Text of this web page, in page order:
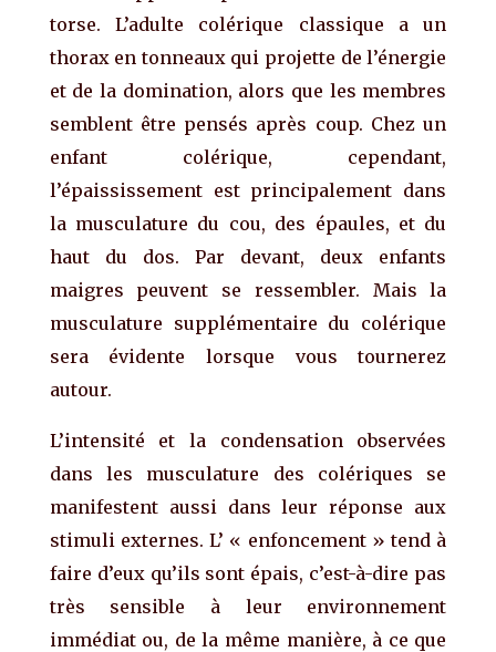
torse. L’adulte colérique classique a un
thorax en tonneaux qui projette de l’énergie
et de la domination, alors que les membres
semblent être pensés après coup. Chez un
enfant colérique, cependant,
l’épaississement est principalement dans
la musculature du cou, des épaules, et du
haut du dos. Par devant, deux enfants
maigres peuvent se ressembler. Mais la
musculature supplémentaire du colérique
sera évidente lorsque vous tournerez
autour.
L’intensité et la condensation observées
dans les musculature des colériques se
manifestent aussi dans leur réponse aux
stimuli externes. L’ « enfoncement » tend à
faire d’eux qu’ils sont épais, c’est-à-dire pas
très sensible à leur environnement
immédiat ou, de la même manière, à ce que